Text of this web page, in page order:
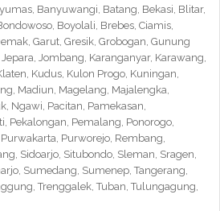
Banyuwangi, Batang, Bekasi, Blitar,
Boyolali, Brebes, Ciamis,
Garut, Gresik, Grobogan, Gunung
Jombang, Karanganyar, Karawang,
Kudus, Kulon Progo, Kuningan,
Madiun, Magelang, Majalengka,
Ngawi, Pacitan, Pamekasan,
Pekalongan, Pemalang, Ponorogo,
Purworejo, Rembang,
Sidoarjo, Situbondo, Sleman, Sragen,
Sumedang, Sumenep, Tangerang,
Trenggalek, Tuban, Tulungagung,